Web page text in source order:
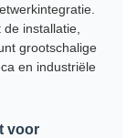
installatie,
grootschalige
en industriële
voor